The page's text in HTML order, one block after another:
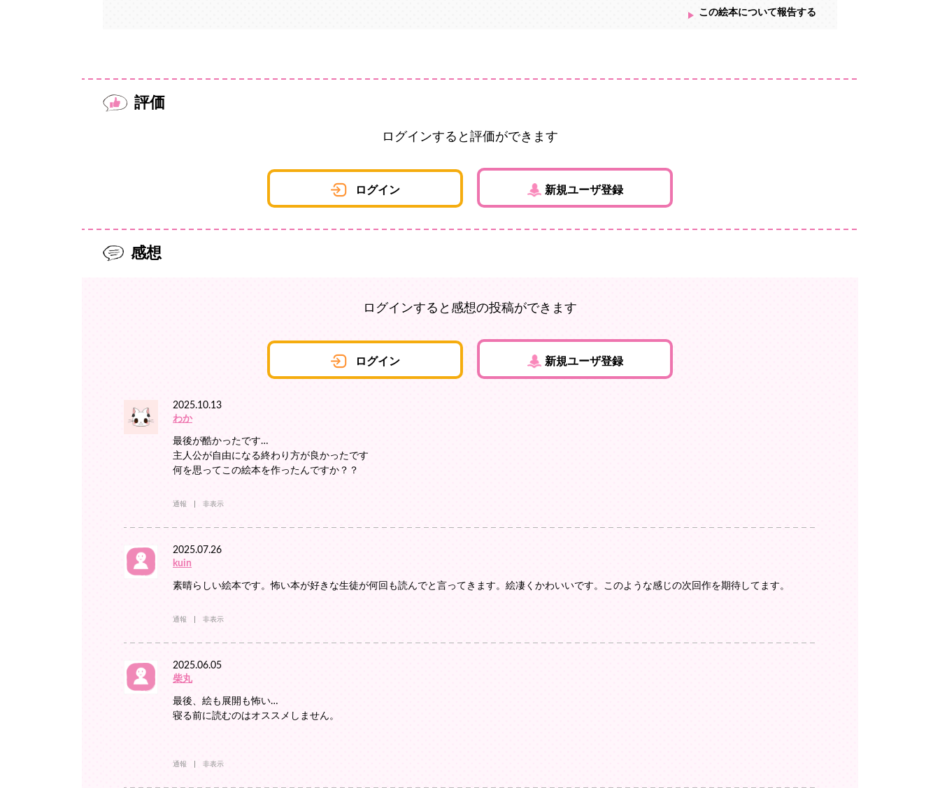
この絵本について報告する
評価
ログインすると評価ができます
ログイン 新規ユーザ登録
感想
ログインすると感想の投稿ができます
ログイン 新規ユーザ登録
2025.10.13
わか
最後が酷かったです…
主人公が自由になる終わり方が良かったです
何を思ってこの絵本を作ったんですか？？
通報 非表示
2025.07.26
kuin
素晴らしい絵本です。怖い本が好きな生徒が何回も読んでと言ってきます。絵凄くかわいいです。このような感じの次回作を期待してます。
通報 非表示
2025.06.05
柴丸
最後、絵も展開も怖い…
寝る前に読むのはオススメしません。
通報 非表示